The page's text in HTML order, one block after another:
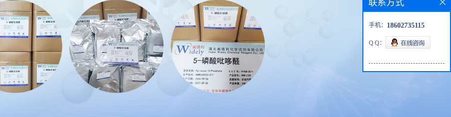
联系方式
手机： 18602735115
Q Q：